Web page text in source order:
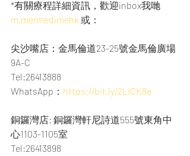
*有關療程詳細資訊，歡迎inbox我哋
m.me/medimehk 或：
尖沙嘴店：金馬倫道23-25號金馬倫廣場
9A-C
Tel:26413888
WhatsApp： https://bit.ly/2LICK8e
銅鑼灣店: 銅鑼灣軒尼詩道555號東角中
心1103-1105室
Tel:26413898